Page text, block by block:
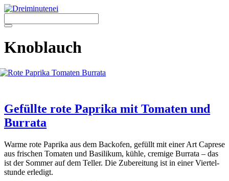
Zum
springen
Menü
Knoblauch
Gefüllte rote Paprika mit Tomaten und
Burrata
War­me rote Papri­ka aus dem Back­ofen, gefüllt mit einer Art Capre­se
aus fri­schen Toma­ten und Basi­li­kum, küh­le, cre­mi­ge Bur­ra­ta – das
ist der Som­mer auf dem Tel­ler. Die Zube­rei­tung ist in einer Vier­tel­
stun­de erle­digt.